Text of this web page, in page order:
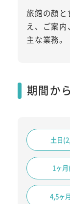
旅館の顔
え、ご案
主な業務。
期間か
土日
1ヶ
4,5ヶ